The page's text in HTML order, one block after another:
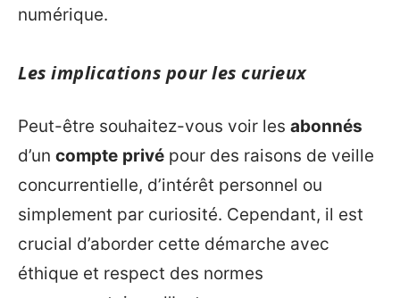
numérique.
Les implications pour les curieux
Peut-être souhaitez-vous voir les abonnés
d’un compte privé pour des raisons de veille
concurrentielle, d’intérêt personnel ou
simplement par curiosité. Cependant, il est
crucial d’aborder cette démarche avec
éthique et respect des normes